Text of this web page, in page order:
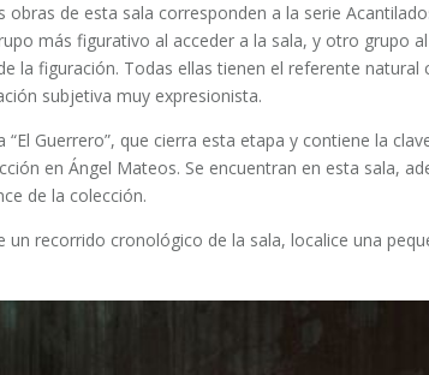
obras de esta sala corresponden a la serie
más figurativo al acceder a la sala, y otro grupo
la figuración. Todas ellas tienen el referente
subjetiva muy expresionista.
“El Guerrero”, que cierra esta etapa y contiene la
en Ángel Mateos. Se encuentran en esta sala,
de la colección.
un recorrido cronológico de la sala, localice una